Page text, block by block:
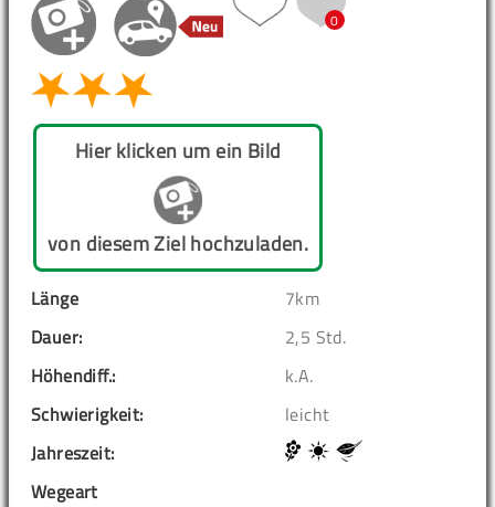
0
Hier klicken um ein Bild
von diesem Ziel hochzuladen.
Länge
7km
Dauer:
2,5 Std.
Höhendiff.:
k.A.
Schwierigkeit:
leicht
Jahreszeit:
Wegeart